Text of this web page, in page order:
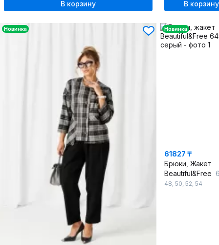
В корзину В корзину
Новинка Новинка
61827 ₸
Брюки, Жакет
Beautiful&Free
48, 50, 52, 54